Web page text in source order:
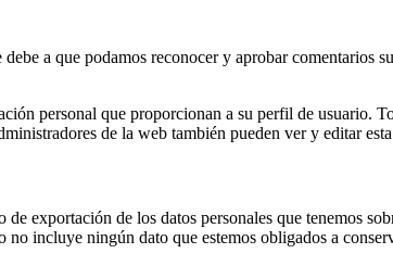
a que podamos reconocer y aprobar comentarios
personal que proporcionan a su perfil de usuario.
de la web también pueden ver y editar
exportación de los datos personales que tenemos
incluye ningún dato que estemos obligados a